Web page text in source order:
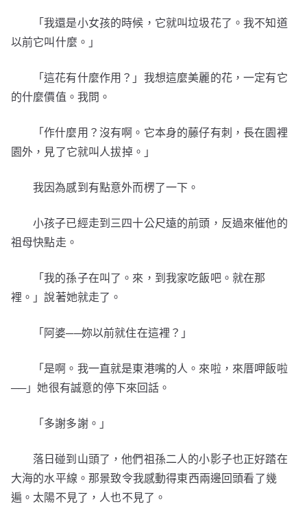
「我還是小女孩的時候，它就叫垃圾花了。我不知道
以前它叫什麼。」
「這花有什麼作用？」我想這麼美麗的花，一定有它
的什麼價值。我問。
「作什麼用？沒有啊。它本身的藤仔有刺，長在園裡
園外，見了它就叫人拔掉。」
我因為感到有點意外而楞了一下。
小孩子已經走到三四十公尺遠的前頭，反過來催他的
祖母快點走。
「我的孫子在叫了。來，到我家吃飯吧。就在那
裡。」說著她就走了。
「阿婆──妳以前就住在這裡？」
「是啊。我一直就是東港嘴的人。來啦，來厝呷飯啦
──」她很有誠意的停下來回話。
「多謝多謝。」
落日碰到山頭了，他們祖孫二人的小影子也正好踏在
大海的水平線。那景致令我感動得東西兩邊回頭看了幾
遍。太陽不見了，人也不見了。